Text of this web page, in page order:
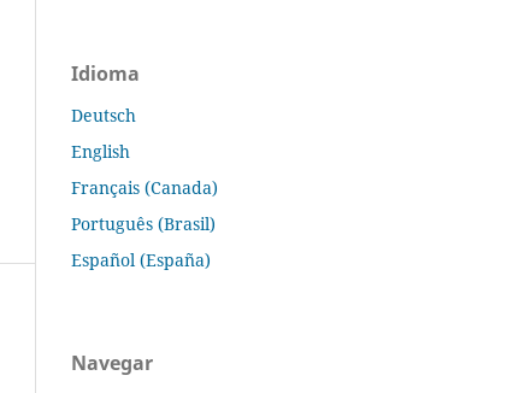
Idioma
Deutsch
English
Français (Canada)
Português (Brasil)
Español (España)
Navegar